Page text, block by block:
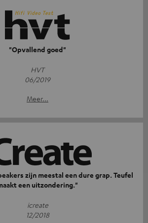
"Opvallend goed"
HVT
06/2019
Meer...
zijn meestal een dure grap. Teufel
een uitzondering."
icreate
12/2018